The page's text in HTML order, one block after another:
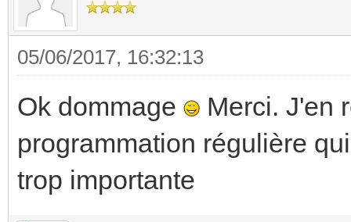
05/06/2017, 16:32:13
Ok dommage
Merci. J'en
programmation régulière
trop importante